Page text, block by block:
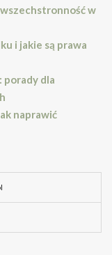
w
i jakie są prawa
porady dla
naprawić